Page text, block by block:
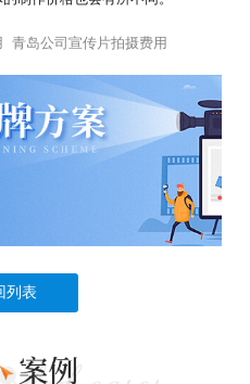
青岛公司宣传片拍摄费用
列表